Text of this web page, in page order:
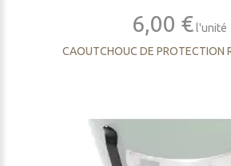
6,00 € l'unité
CAOUTCHOUC DE PROTECTION